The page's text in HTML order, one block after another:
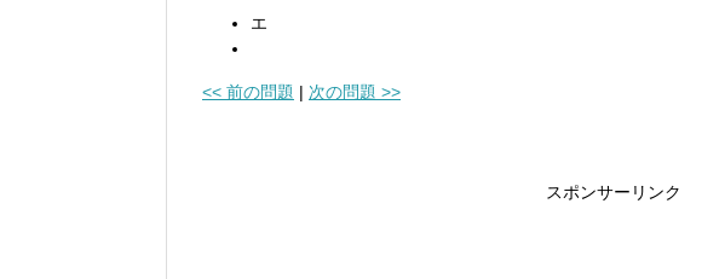
エ
<< 前の問題 | 次の問題 >>
スポンサーリンク